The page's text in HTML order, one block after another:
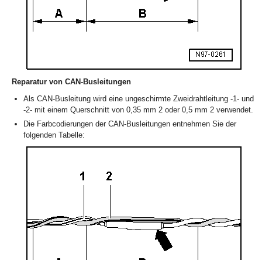
Reparatur von CAN-Busleitungen
Als CAN-Busleitung wird eine ungeschirmte Zweidrahtleitung -1- und
-2- mit einem Querschnitt von 0,35 mm 2 oder 0,5 mm 2 verwendet.
Die Farbcodierungen der CAN-Busleitungen entnehmen Sie der
folgenden Tabelle: